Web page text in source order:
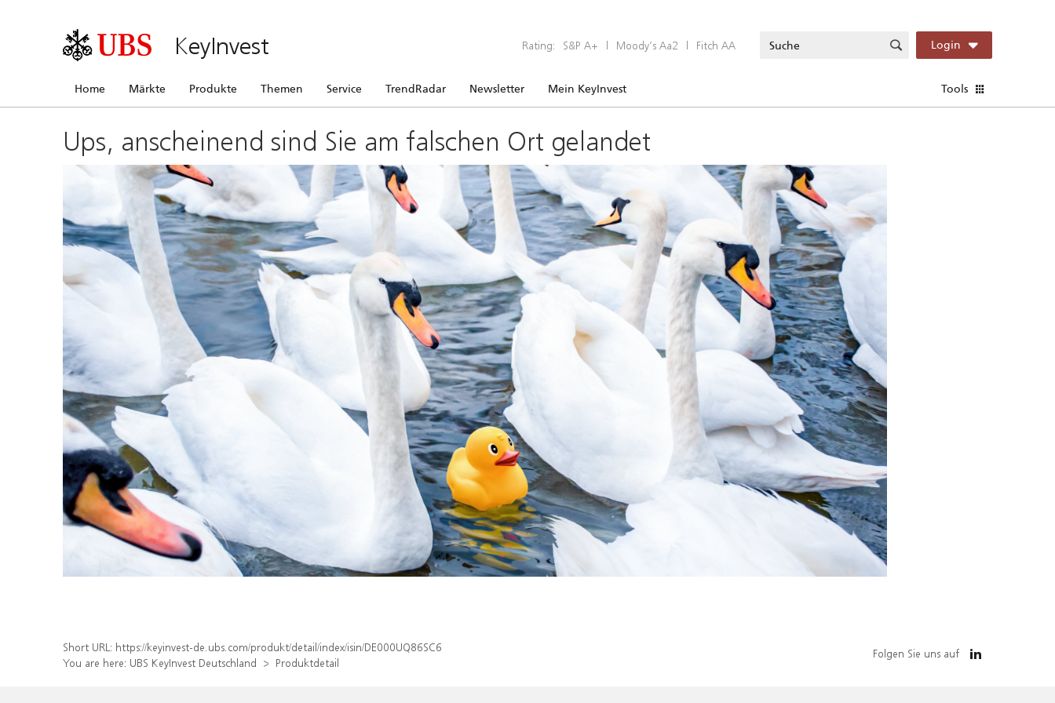
KeyInvest Rating: S&P A+ | Moody’s Aa2 | Fitch AA Login
Home Märkte Produkte Themen Service TrendRadar Newsletter Mein KeyInvest Tools
Ups, anscheinend sind Sie am falschen Ort gelandet
Short URL: https://keyinvest-de.ubs.com/produkt/detail/index/isin/DE000UQ86SC6
You are here: UBS KeyInvest Deutschland Produktdetail
Folgen Sie uns auf